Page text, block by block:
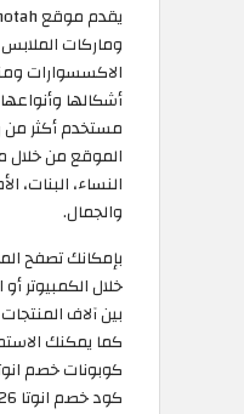
وماركات
الاكسسوارات
مستخدم أكثر من
الموقع من
النساء، البنات،
والجمال.
بإمكانك تصفح
خلال الكمبيوتر
بين آلاف
كما يمكنك
كوبونات خصم